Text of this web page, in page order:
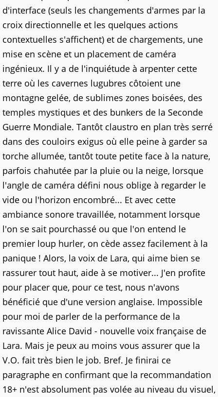
d'interface (seuls les changements d'armes par la
croix directionnelle et les quelques actions
contextuelles s'affichent) et de chargements, une
mise en scène et un placement de caméra
ingénieux. Il y a de l'inquiétude à arpenter cette
terre où les cavernes lugubres côtoient une
montagne gelée, de sublimes zones boisées, des
temples mystiques et des bunkers de la Seconde
Guerre Mondiale. Tantôt claustro en plan très serré
dans des couloirs exigus où elle peine à garder sa
torche allumée, tantôt toute petite face à la nature,
parfois chahutée par la pluie ou la neige, lorsque
l'angle de caméra défini nous oblige à regarder le
vide ou l'horizon encombré... Et avec cette
ambiance sonore travaillée, notamment lorsque
l'on se sait pourchassé ou que l'on entend le
premier loup hurler, on cède assez facilement à la
panique ! Alors, la voix de Lara, qui aime bien se
rassurer tout haut, aide à se motiver... J'en profite
pour placer que, pour ce test, nous n'avons
bénéficié que d'une version anglaise. Impossible
pour moi de parler de la performance de la
ravissante Alice David - nouvelle voix française de
Lara. Mais je peux au moins vous assurer que la
V.O. fait très bien le job. Bref. Je finirai ce
paragraphe en confirmant que la recommandation
18+ n'est absolument pas volée au niveau du visuel,